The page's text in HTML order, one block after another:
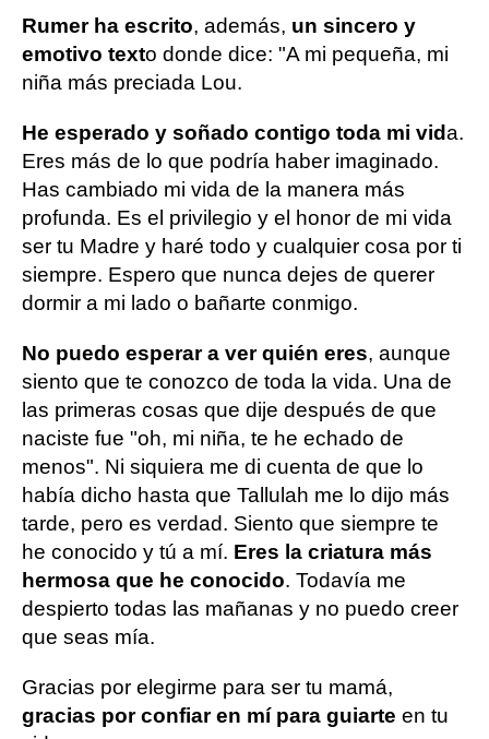
Rumer ha escrito, además, un sincero y
emotivo texto donde dice: "A mi pequeña, mi
niña más preciada Lou.
He esperado y soñado contigo toda mi vida.
Eres más de lo que podría haber imaginado.
Has cambiado mi vida de la manera más
profunda. Es el privilegio y el honor de mi vida
ser tu Madre y haré todo y cualquier cosa por ti
siempre. Espero que nunca dejes de querer
dormir a mi lado o bañarte conmigo.
No puedo esperar a ver quién eres, aunque
siento que te conozco de toda la vida. Una de
las primeras cosas que dije después de que
naciste fue "oh, mi niña, te he echado de
menos". Ni siquiera me di cuenta de que lo
había dicho hasta que Tallulah me lo dijo más
tarde, pero es verdad. Siento que siempre te
he conocido y tú a mí. Eres la criatura más
hermosa que he conocido. Todavía me
despierto todas las mañanas y no puedo creer
que seas mía.
Gracias por elegirme para ser tu mamá,
gracias por confiar en mí para guiarte en tu